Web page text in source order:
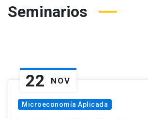
Seminarios
22 NOV
Microeconomía Aplicada